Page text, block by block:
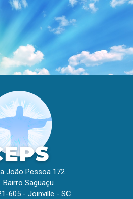
João Pessoa 172
Bairro Saguaçu
605 - Joinville - SC